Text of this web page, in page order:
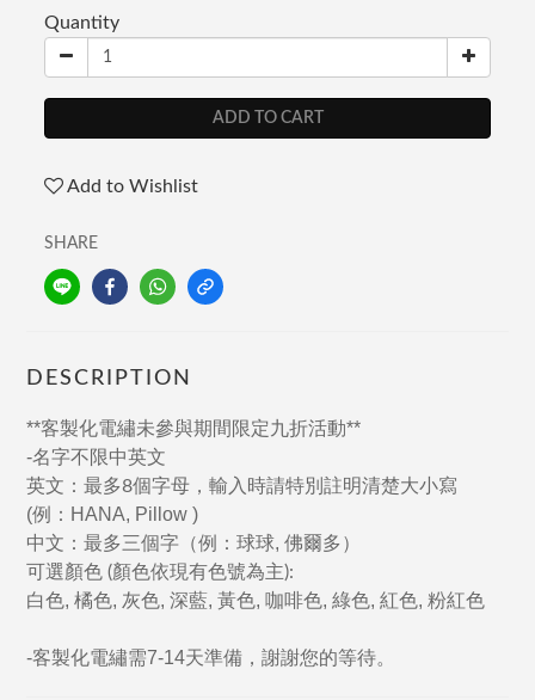
Quantity
ADD TO CART
Add to Wishlist
SHARE
DESCRIPTION
**客製化電繡未參與期間限定九折活動**
-名字不限中英文
英文 ： 最多8個字母 ， 輸 入 時請特別註明清楚大小寫
(例 ： HANA, Pillow )
中文 ： 最多三個字 （例 ： 球球, 佛爾多）
可選顏色 (顏色依現有色號為主):
白色, 橘色, 灰色, 深藍, 黃色, 咖啡色, 綠色, 紅色, 粉紅色
-客製化電繡需7-14天準備，謝謝您的等待。